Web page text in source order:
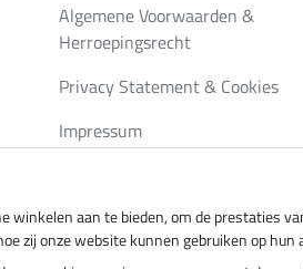
Algemene Voorwaarden &
Herroepingsrecht
Privacy Statement & Cookies
Impressum
Veilig betalen met
winkelen aan te bieden, om de prestaties
zij onze website kunnen gebruiken op hun